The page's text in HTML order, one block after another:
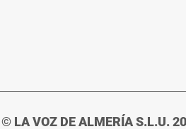
© LA VOZ DE ALMERÍA S.L.U.